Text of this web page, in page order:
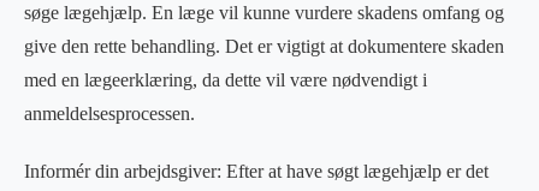
søge lægehjælp. En læge vil kunne vurdere skadens omfang og
give den rette behandling. Det er vigtigt at dokumentere skaden
med en lægeerklæring, da dette vil være nødvendigt i
anmeldelsesprocessen.
Informér din arbejdsgiver: Efter at have søgt lægehjælp er det